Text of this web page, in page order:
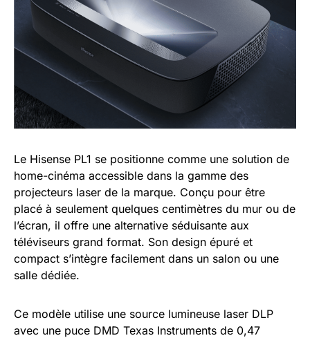
Le Hisense PL1 se positionne comme une solution de
home-cinéma accessible dans la gamme des
projecteurs laser de la marque. Conçu pour être
placé à seulement quelques centimètres du mur ou de
l’écran, il offre une alternative séduisante aux
téléviseurs grand format. Son design épuré et
compact s’intègre facilement dans un salon ou une
salle dédiée.
Ce modèle utilise une source lumineuse laser DLP
avec une puce DMD Texas Instruments de 0,47